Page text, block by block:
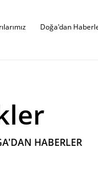
Doğa'dan
HABERLER